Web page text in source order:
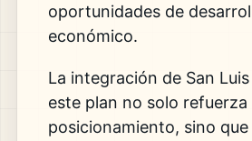
oportunidades de
económico.
La integración de San
este plan no solo refuerza
posicionamiento, sino